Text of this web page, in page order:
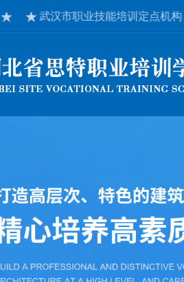
武汉市职业技能培训定点机构